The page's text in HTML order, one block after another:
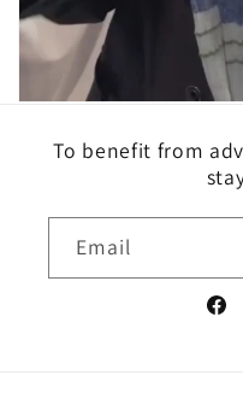
To benefit from
Email